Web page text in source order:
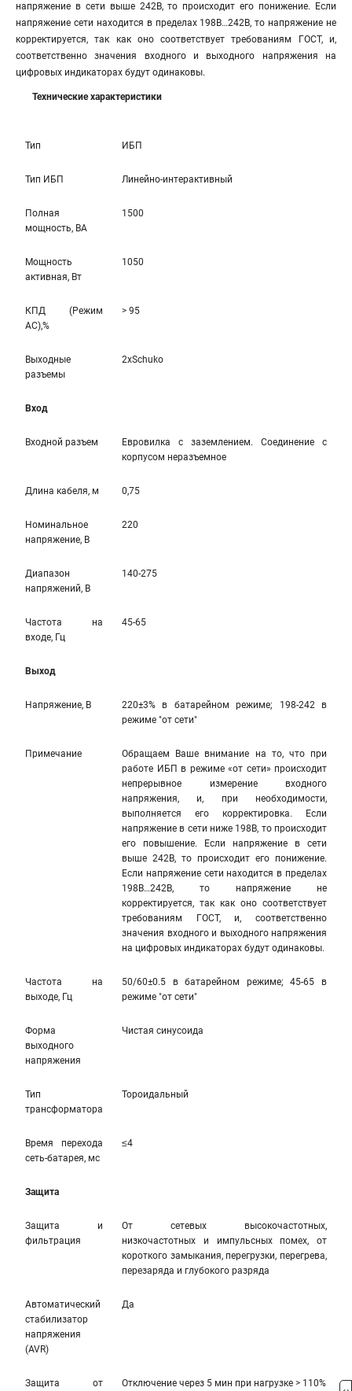
напряжение в сети выше 242В, то происходит его понижение. Если
напряжение сети находится в пределах 198В…242В, то напряжение не
корректируется, так как оно соответствует требованиям ГОСТ, и,
соответственно значения входного и выходного напряжения на
цифровых индикаторах будут одинаковы.
Технические характеристики
Тип ИБП
Тип ИБП Линейно-интерaктивный
Полная
мощность, ВА
1500
Мощность
активная, Вт
1050
КПД (Режим
AC),%
> 95
Выходные
разъемы
2xSchuko
Вход
Входной разъем
Евровилка с заземлением. Соединение с
корпусом неразъемное
Длина кабеля, м 0,75
Номинальное
напряжение, В
220
Диапазон
напряжений, В
140-275
Частота на
входе, Гц
45-65
Выход
Напряжение, В
220±3% в батарейном режиме; 198-242 в
режиме "от сети"
Примечание
Обращаем Ваше внимание на то, что при
работе ИБП в режиме «от сети» происходит
непрерывное измерение входного
напряжения, и, при необходимости,
выполняется его корректировка. Если
напряжение в сети ниже 198В, то происходит
его повышение. Если напряжение в сети
выше 242В, то происходит его понижение.
Если напряжение сети находится в пределах
198В…242В, то напряжение не
корректируется, так как оно соответствует
требованиям ГОСТ, и, соответственно
значения входного и выходного напряжения
на цифровых индикаторах будут одинаковы.
Частота на
выходе, Гц
50/60±0.5 в батарейном режиме; 45-65 в
режиме "от сети"
Форма
выходного
напряжения
Чистая синусоида
Тип
трансформатора
Тороидальный
Время перехода
сеть-батарея, мс
≤4
Защита
Защита и
фильтрация
От сетевых высокочастотных,
низкочастотных и импульсных помех, от
короткого замыкания, перегрузки, перегрева,
перезаряда и глубокого разряда
Автоматический
стабилизатор
напряжения
(AVR)
Да
Защита от Отключение через 5 мин при нагрузке > 110%